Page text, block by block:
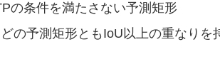
の条件を満たさない予測矩形
の予測矩形ともIoU以上の重なりを